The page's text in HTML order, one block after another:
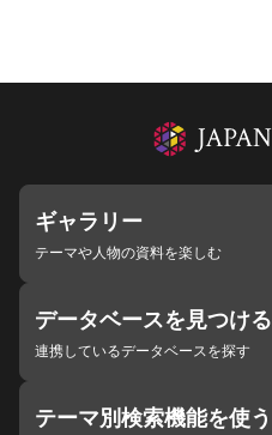
ギャラリー
テーマや人物の資料を楽しむ
データベースを見つける
連携しているデータベースを探す
テーマ別検索機能を使う